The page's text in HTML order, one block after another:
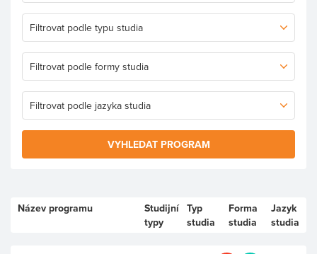
VYHLEDAT PROGRAM
Název programu
Studijní
typy
Typ
studia
Forma
studia
Jazyk
studia